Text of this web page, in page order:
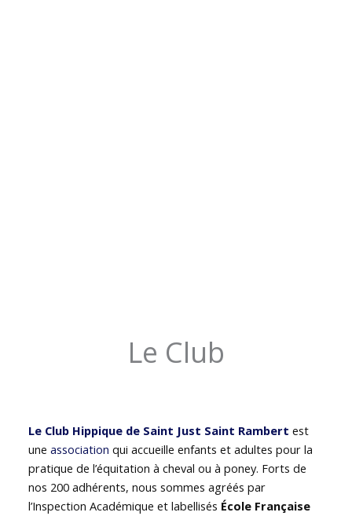
Le Club
Le Club Hippique de Saint Just Saint Rambert est
uneassociation qui accueille enfants et adultes pour la
pratique de l’équitation à cheval ou à poney. Forts de
nos 200 adhérents, nous sommes agréés par
l’Inspection Académique et labellisés École Française